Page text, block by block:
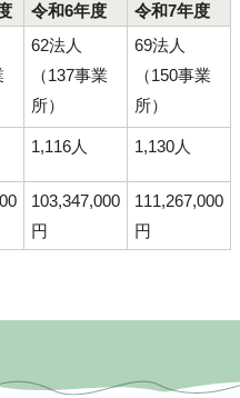
令和6年度
令和7年度
62法人
（137事業
所）
69法人
（150事業
所）
1,116人 1,130人
103,347,000
円
111,267,000
円